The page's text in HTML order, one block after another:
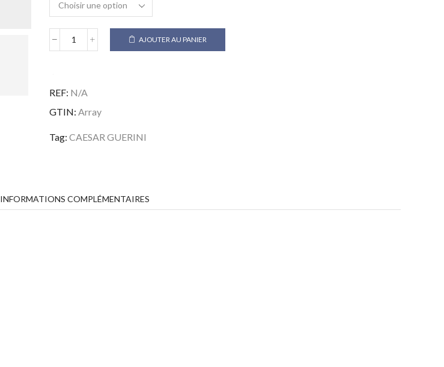
quantité
Express
AJOUTER AU PANIER
REF: N/A
GTIN: Array
Tag: CAESAR GUERINI
INFORMATIONS COMPLÉMENTAIRES